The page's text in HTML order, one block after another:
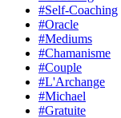
#Self-Coaching
#Oracle
#Mediums
#Chamanisme
#Couple
#L'Archange
#Michael
#Gratuite